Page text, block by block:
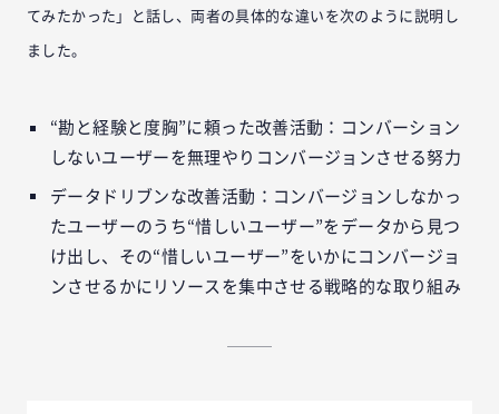
てみたかった」と話し、両者の具体的な違いを次のように説明し
ました。
“勘と経験と度胸”に頼った改善活動：コンバーション
しないユーザーを無理やりコンバージョンさせる努力
データドリブンな改善活動：コンバージョンしなかっ
たユーザーのうち“惜しいユーザー”をデータから見つ
け出し、その“惜しいユーザー”をいかにコンバージョ
ンさせるかにリソースを集中させる戦略的な取り組み